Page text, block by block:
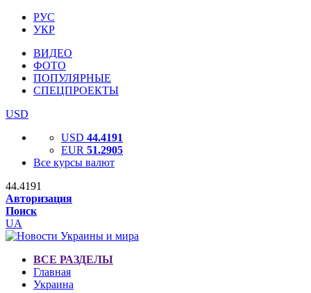
РУС
УКР
ВИДЕО
ФОТО
ПОПУЛЯРНЫЕ
СПЕЦПРОЕКТЫ
USD
USD 44.4191
EUR 51.2905
Все курсы валют
44.4191
Авторизация
Поиск
UA
ВСЕ РАЗДЕЛЫ
Главная
Украина